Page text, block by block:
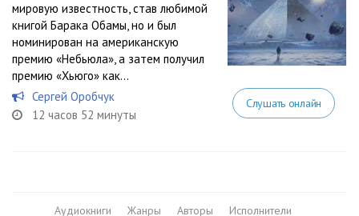
мировую известность, став любимой
книгой Барака Обамы, но и был
номинирован на американскую
премию «Небьюла», а затем получил
премию «Хьюго» как...
Сергей Оробчук
12 часов 52 минуты
Слушать онлайн
Аудиокниги Жанры Авторы Исполнители